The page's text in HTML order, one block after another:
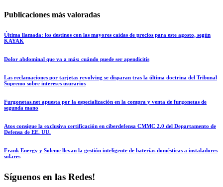
Publicaciones más valoradas
Última llamada: los destinos con las mayores caídas de precios para este agosto, según
KAYAK
Dolor abdominal que va a más: cuándo puede ser apendicitis
Las reclamaciones por tarjetas revolving se disparan tras la última doctrina del Tribunal
Supremo sobre intereses usurarios
Furgonetas.net apuesta por la especialización en la compra y venta de furgonetas de
segunda mano
Atos consigue la exclusiva certificación en ciberdefensa CMMC 2.0 del Departamento de
Defensa de EE. UU.
Frank Energy y Soleme llevan la gestión inteligente de baterías domésticas a instaladores
solares
Síguenos en las Redes!